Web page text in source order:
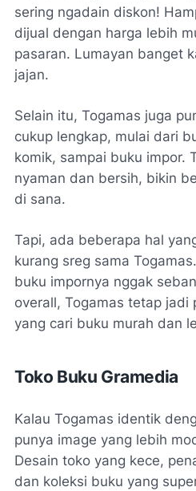
sering ngadain diskon!
dijual dengan harga lebih
pasaran. Lumayan banget
jajan.
Selain itu, Togamas juga
cukup lengkap, mulai dari
komik, sampai buku impor.
nyaman dan bersih, bikin
di sana.
Tapi, ada beberapa hal
kurang sreg sama
buku impornya nggak
overall, Togamas tetap jadi
yang cari buku murah dan
Toko Buku Gramedia
Kalau Togamas identik
punya image yang lebih
Desain toko yang kece,
dan koleksi buku yang